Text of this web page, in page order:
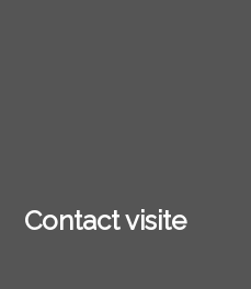
Contact visite